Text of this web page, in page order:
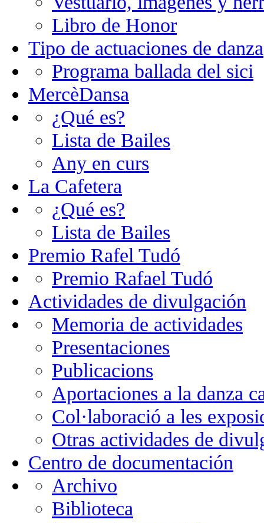
Libro de Honor
Tipo de actuaciones de danza
Programa ballada del sici
MercèDansa
¿Qué es?
Lista de Bailes
Any en curs
La Cafetera
¿Qué es?
Lista de Bailes
Premio Rafel Tudó
Premio Rafael Tudó
Actividades de divulgación
Memoria de actividades
Presentaciones
Publicacions
Aportaciones a la danza
Col·laboració a les
Otras actividades de
Centro de documentación
Archivo
Biblioteca